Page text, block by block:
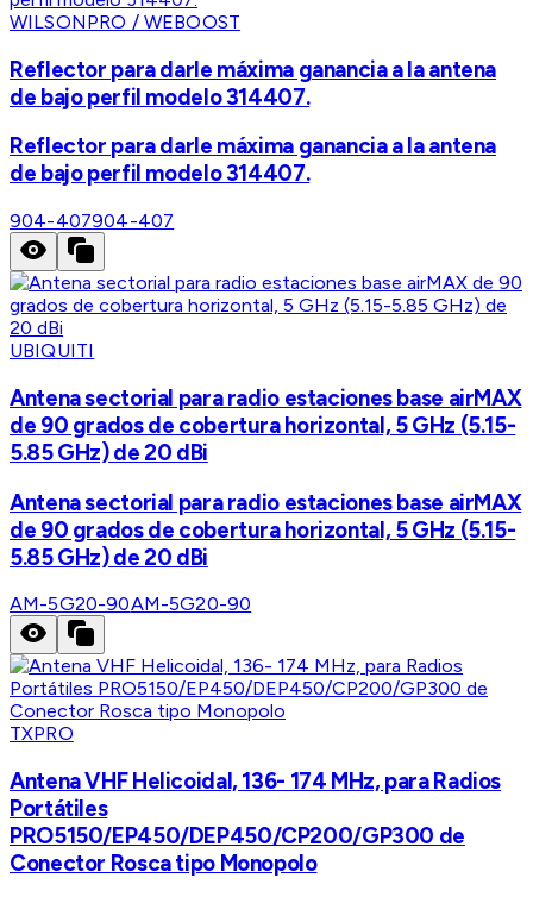
WILSONPRO / WEBOOST
Reflector para darle máxima ganancia a la antena
de bajo perfil modelo 314407.
Reflector para darle máxima ganancia a la antena
de bajo perfil modelo 314407.
904-407904-407
UBIQUITI
Antena sectorial para radio estaciones base airMAX
de 90 grados de cobertura horizontal, 5 GHz (5.15-
5.85 GHz) de 20 dBi
Antena sectorial para radio estaciones base airMAX
de 90 grados de cobertura horizontal, 5 GHz (5.15-
5.85 GHz) de 20 dBi
AM-5G20-90AM-5G20-90
TXPRO
Antena VHF Helicoidal, 136- 174 MHz, para Radios
Portátiles
PRO5150/EP450/DEP450/CP200/GP300 de
Conector Rosca tipo Monopolo